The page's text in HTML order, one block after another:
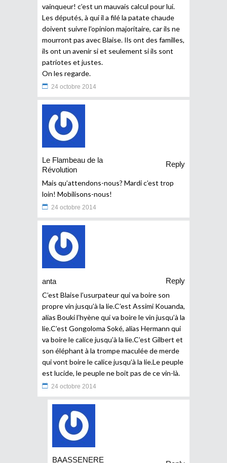
vainqueur! c’est un mauvais calcul pour lui.
Les députés, à qui il a filé la patate chaude
doivent suivre l’opinion majoritaire, car ils ne
mourront pas avec Blaise. Ils ont des familles,
ils ont un avenir si et seulement si ils sont
patriotes et justes.
On les regarde.
24 octobre 2014
Le Flambeau de la
Révolution
Reply
Mais qu’attendons-nous? Mardi c’est trop
loin! Mobilisons-nous!
24 octobre 2014
anta
Reply
C’est Blaise l’usurpateur qui va boire son
propre vin jusqu’à la lie.C’est Assimi Kouanda,
alias Bouki l’hyène qui va boire le vin jusqu’à la
lie.C’est Gongoloma Soké, alias Hermann qui
va boire le calice jusqu’à la lie.C’est Gilbert et
son éléphant à la trompe maculée de merde
qui vont boire le calice jusqu’à la lie.Le peuple
est lucide, le peuple ne boit pas de ce vin-là.
24 octobre 2014
BAASSENERE